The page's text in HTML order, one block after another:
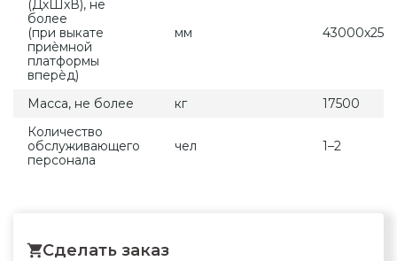
(ДхШхВ), не
более
(при выкате
приѐмной
платформы
вперѐд)
мм
Масса, не более кг
17500
Количество
обслуживающего
персонала
чел 1–2
Сделать заказ